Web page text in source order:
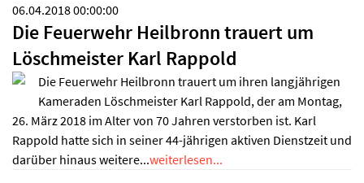
06.04.2018 00:00:00
Die Feuerwehr Heilbronn trauert um
Löschmeister Karl Rappold
Die Feuerwehr Heilbronn trauert um ihren langjährigen
Kameraden Löschmeister Karl Rappold, der am Montag,
26. März 2018 im Alter von 70 Jahren verstorben ist. Karl
Rappold hatte sich in seiner 44-jährigen aktiven Dienstzeit und
darüber hinaus weitere...weiterlesen...